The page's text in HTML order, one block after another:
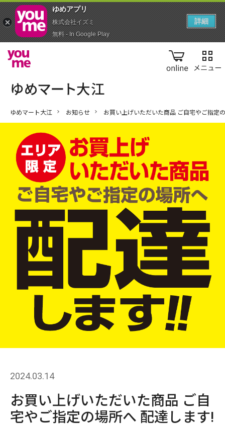
online
ゆめマート大江 お知らせ お買い上げいただいた商品 ご自宅やご指定
2024.03.14
お買い上げいただいた商品 ご自
宅やご指定の場所へ 配達します!
ゆめアプ‪リ‬
株式会社イズミ
無料 - In Google Play
詳細